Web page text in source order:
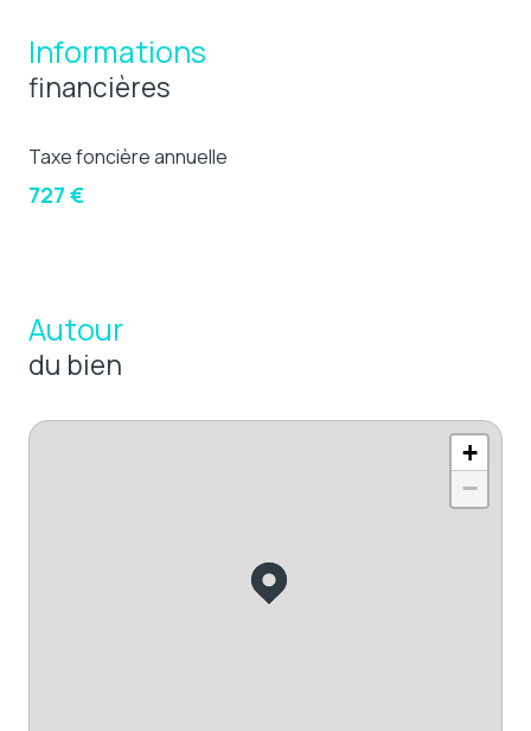
Informations
financières
Taxe foncière annuelle
727 €
Autour
du bien
+
−